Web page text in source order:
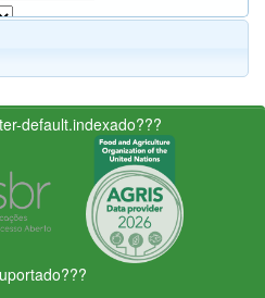
default.indexado???